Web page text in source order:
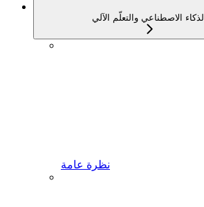
الذكاء الاصطناعي والتعلّم الآلي
نظرة عامة